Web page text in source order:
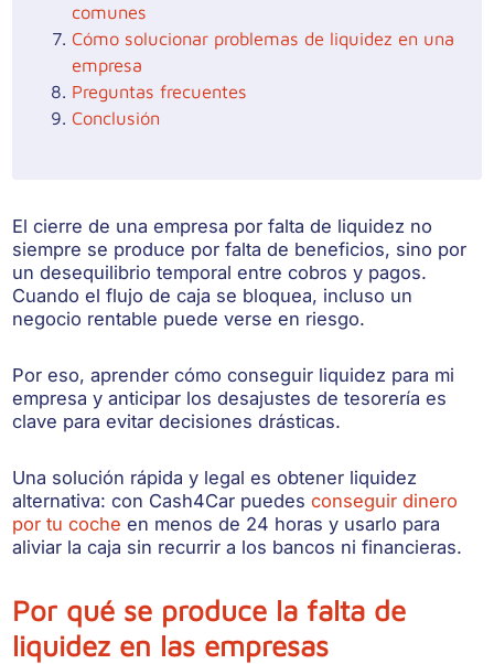
comunes
Cómo solucionar problemas de liquidez en una
empresa
Preguntas frecuentes
Conclusión
El cierre de una empresa por falta de liquidez no
siempre se produce por falta de beneficios, sino por
un desequilibrio temporal entre cobros y pagos.
Cuando el flujo de caja se bloquea, incluso un
negocio rentable puede verse en riesgo.
Por eso, aprender cómo conseguir liquidez para mi
empresa y anticipar los desajustes de tesorería es
clave para evitar decisiones drásticas.
Una solución rápida y legal es obtener liquidez
alternativa: con Cash4Car puedesconseguir dinero
por tu coche en menos de 24 horas y usarlo para
aliviar la caja sin recurrir a los bancos ni financieras.
Por qué se produce la falta de
liquidez en las empresas